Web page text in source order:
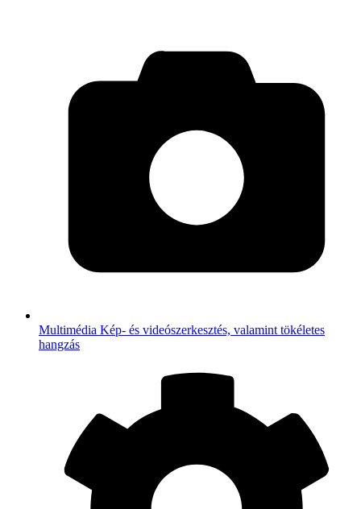
Multimédia Kép- és videószerkesztés, valamint tökéletes
hangzás